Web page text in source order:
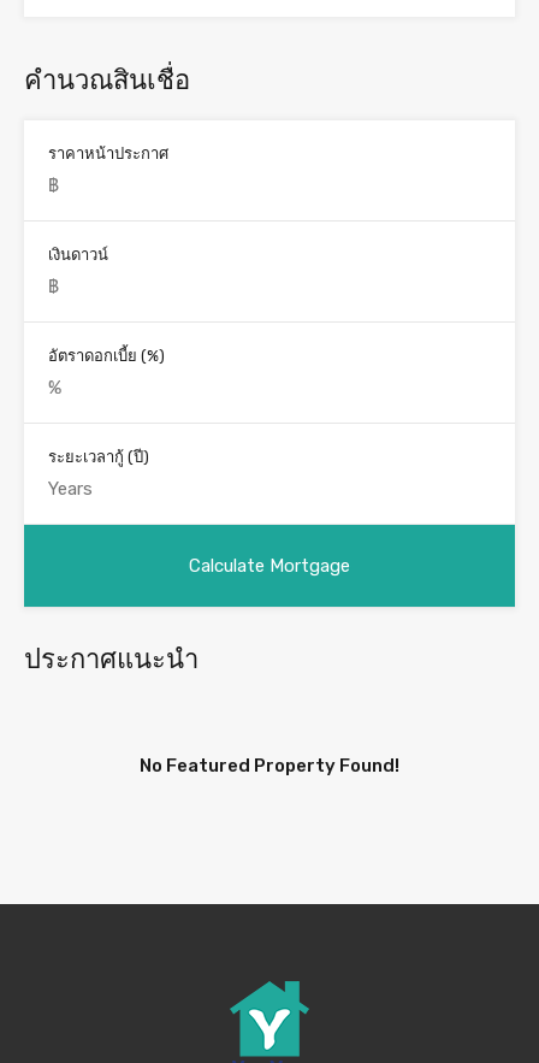
คำนวณสินเชื่อ
ราคาหน้าประกาศ
เงินดาวน์
อัตราดอกเบี้ย (%)
ระยะเวลากู้ (ปี)
ประกาศแนะนำ
No Featured Property Found!